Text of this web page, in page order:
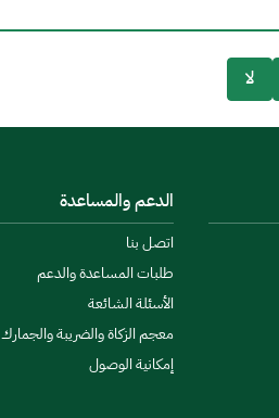
لا
الدعم والمساعدة
اتصل بنا
طلبات المساعدة والدعم
الأسئلة الشائعة
معجم الزكاة والضريبة والجمارك
إمكانية الوصول